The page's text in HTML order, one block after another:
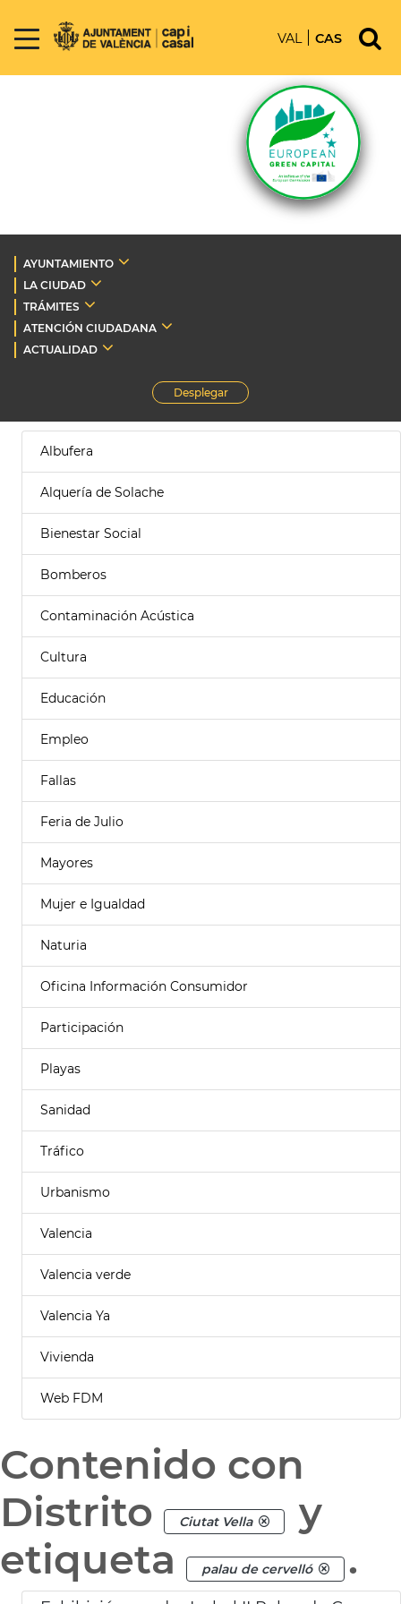
VAL CAS
AYUNTAMIENTO
LA CIUDAD
TRÁMITES
ATENCIÓN CIUDADANA
ACTUALIDAD
Desplegar
Albufera
Alquería de Solache
Bienestar Social
Bomberos
Contaminación Acústica
Cultura
Educación
Empleo
Fallas
Feria de Julio
Mayores
Mujer e Igualdad
Naturia
Oficina Información Consumidor
Participación
Playas
Sanidad
Tráfico
Urbanismo
Valencia
Valencia verde
Valencia Ya
Vivienda
Web FDM
Contenido con
Distrito
Ciutat Vella
y
etiqueta
palau de cervelló .